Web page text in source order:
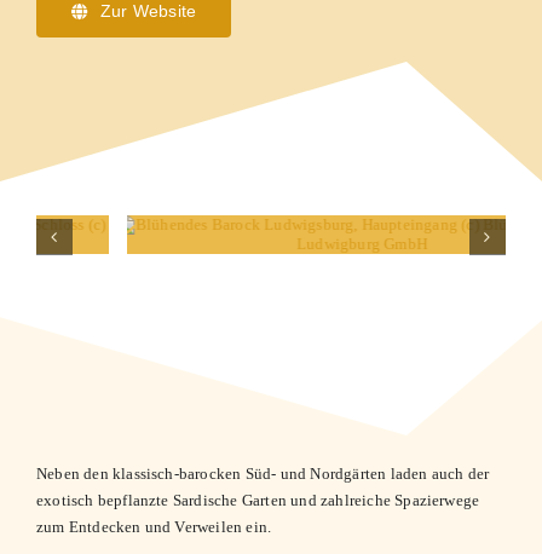
Zur Website
Neben den klassisch-barocken Süd- und Nordgärten laden auch der
exotisch bepflanzte Sardische Garten und zahlreiche Spazierwege
zum Entdecken und Verweilen ein.